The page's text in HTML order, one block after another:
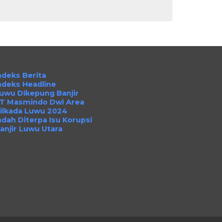
Berita
Headline
Dikepung Banjir
Masmindo Dwi Area
Luwu 2024
Diterpa Isu Korupsi
Luwu Utara